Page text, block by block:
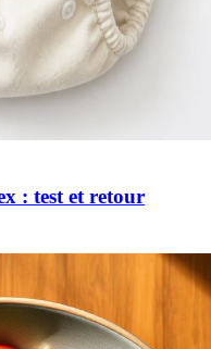
: test et retour